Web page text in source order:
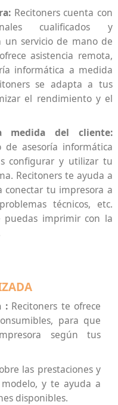
Recitoners cuenta con
cualificados y
un servicio de mano de
asistencia remota,
informática a medida
se adapta a tus
el rendimiento y el
medida del cliente:
de asesoría informática
configurar y utilizar tu
Recitoners te ayuda a
conectar tu impresora a
técnicos, etc.
puedas imprimir con la
:Recitoners te ofrece
para que
según tus
las prestaciones y
y te ayuda a
disponibles.